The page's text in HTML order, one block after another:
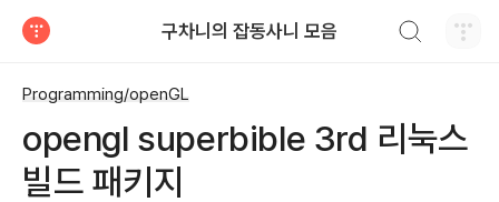
구차니의 잡동사니 모음
Programming/openGL
opengl superbible 3rd 리눅스
빌드 패키지